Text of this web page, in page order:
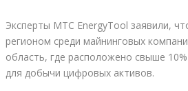
Эксперты МТС EnergyTool заявили,
регионом среди майнинговых
область, где расположено свыше
для добычи цифровых активов.